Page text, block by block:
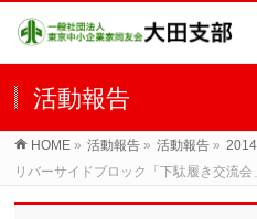
活動報告
HOME » 活動報告 » 活動報告 »
リバーサイドブロック「下駄履き交流会